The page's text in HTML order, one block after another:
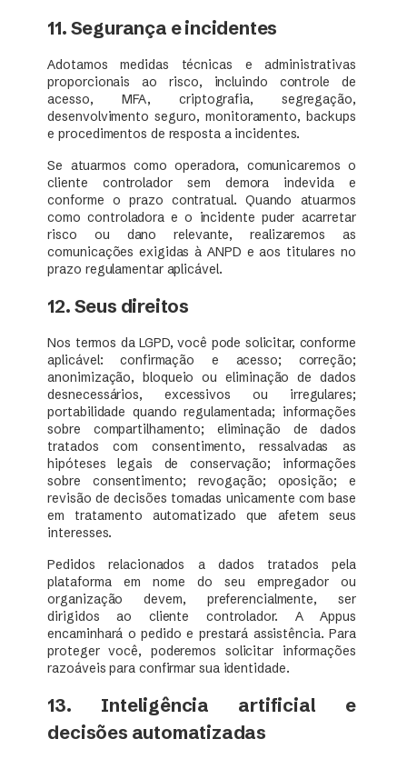
11. Segurança e incidentes
Adotamos medidas técnicas e administrativas
proporcionais ao risco, incluindo controle de
acesso, MFA, criptografia, segregação,
desenvolvimento seguro, monitoramento, backups
e procedimentos de resposta a incidentes.
Se atuarmos como operadora, comunicaremos o
cliente controlador sem demora indevida e
conforme o prazo contratual. Quando atuarmos
como controladora e o incidente puder acarretar
risco ou dano relevante, realizaremos as
comunicações exigidas à ANPD e aos titulares no
prazo regulamentar aplicável.
12. Seus direitos
Nos termos da LGPD, você pode solicitar, conforme
aplicável: confirmação e acesso; correção;
anonimização, bloqueio ou eliminação de dados
desnecessários, excessivos ou irregulares;
portabilidade quando regulamentada; informações
sobre compartilhamento; eliminação de dados
tratados com consentimento, ressalvadas as
hipóteses legais de conservação; informações
sobre consentimento; revogação; oposição; e
revisão de decisões tomadas unicamente com base
em tratamento automatizado que afetem seus
interesses.
Pedidos relacionados a dados tratados pela
plataforma em nome do seu empregador ou
organização devem, preferencialmente, ser
dirigidos ao cliente controlador. A Appus
encaminhará o pedido e prestará assistência. Para
proteger você, poderemos solicitar informações
razoáveis para confirmar sua identidade.
13. Inteligência artificial e
decisões automatizadas